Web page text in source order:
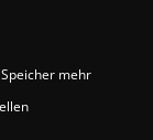
mehr